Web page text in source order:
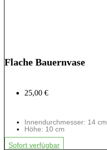
Flache Bauernvase
25,00 €
Innendurchmesser: 14 cm
Höhe: 10 cm
Sofort verfügbar